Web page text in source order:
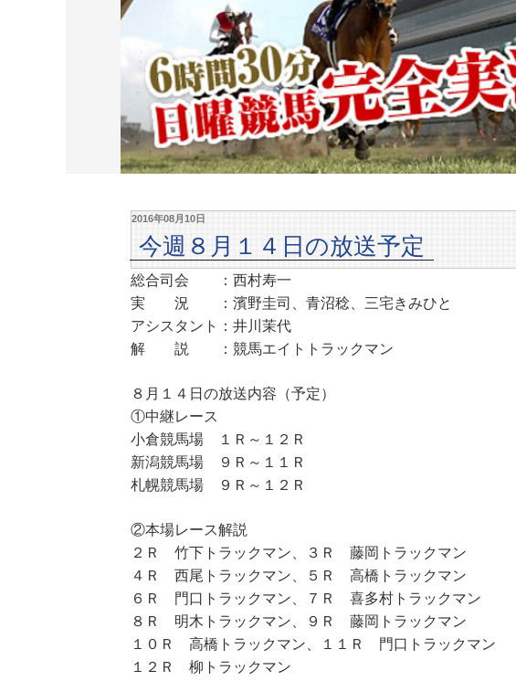
2016年08月10日
今週８月１４日の放送予定
総合司会 ：西村寿一
実 況 ：濱野圭司、青沼稔、三宅きみひと
アシスタント：井川茉代
解 説 ：競馬エイトトラックマン
８月１４日の放送内容（予定）
①中継レース
小倉競馬場 １Ｒ～１２Ｒ
新潟競馬場 ９Ｒ～１１Ｒ
札幌競馬場 ９Ｒ～１２Ｒ
②本場レース解説
２Ｒ 竹下トラックマン、３Ｒ 藤岡トラックマン
４Ｒ 西尾トラックマン、５Ｒ 高橋トラックマン
６Ｒ 門口トラックマン、７Ｒ 喜多村トラックマン
８Ｒ 明木トラックマン、９Ｒ 藤岡トラックマン
１０Ｒ 高橋トラックマン、１１Ｒ 門口トラックマン
１２Ｒ 柳トラックマン